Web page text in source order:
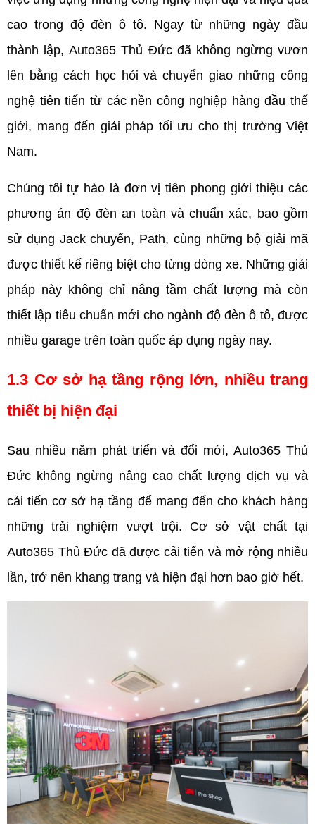
cao trong độ đèn ô tô. Ngay từ những ngày đầu
thành lập, Auto365 Thủ Đức đã không ngừng vươn
lên bằng cách học hỏi và chuyển giao những công
nghệ tiên tiến từ các nền công nghiệp hàng đầu thế
giới, mang đến giải pháp tối ưu cho thị trường Việt
Nam.
Chúng tôi tự hào là đơn vị tiên phong giới thiệu các
phương án độ đèn an toàn và chuẩn xác, bao gồm
sử dụng Jack chuyển, Path, cùng những bộ giải mã
được thiết kế riêng biệt cho từng dòng xe. Những giải
pháp này không chỉ nâng tầm chất lượng mà còn
thiết lập tiêu chuẩn mới cho ngành độ đèn ô tô, được
nhiều garage trên toàn quốc áp dụng ngày nay.
1.3 Cơ sở hạ tầng rộng lớn, nhiều trang
thiết bị hiện đại
Sau nhiều năm phát triển và đổi mới, Auto365 Thủ
Đức không ngừng nâng cao chất lượng dịch vụ và
cải tiến cơ sở hạ tầng để mang đến cho khách hàng
những trải nghiệm vượt trội. Cơ sở vật chất tại
Auto365 Thủ Đức đã được cải tiến và mở rộng nhiều
lần, trở nên khang trang và hiện đại hơn bao giờ hết.